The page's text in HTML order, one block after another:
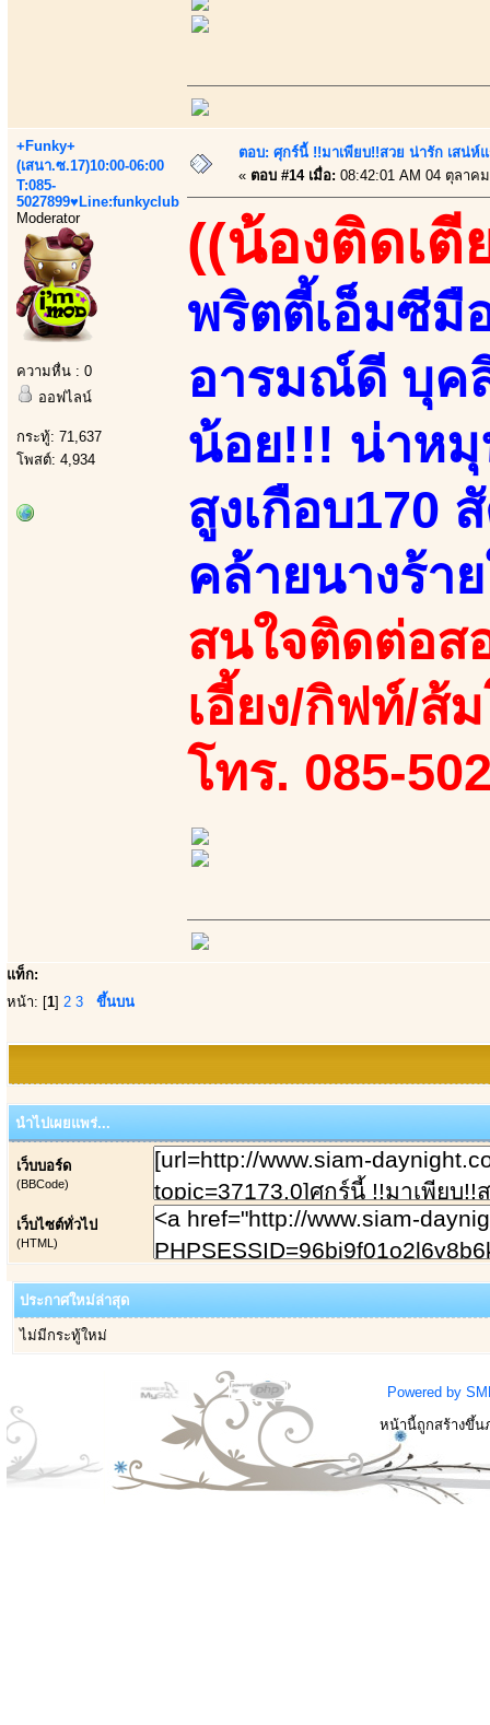
+Funky+
(เสนา.ซ.17)10:00-06:00
T:085-
5027899♥Line:funkyclub
Moderator
ความหื่น : 0
ออฟไลน์
กระทู้: 71,637
โพสต์: 4,934
ตอบ: ศุกร์นี้ !!มาเพียบ!!สวย น่ารัก เสน่ห์
« ตอบ #14 เมื่อ: 08:42:01 AM 04 ตุลาค
((น้องติดเตี
พริตตี้เอ็มซีมื
อารมณ์ดี บุค
น้อย!!! น่าหมุ
สูงเกือบ170
คล้ายนางร้า
สนใจติดต่อส
เอี้ยง/กิฟท์/ส้
โทร. 085-
แท็ก:
หน้า: [1] 2 3 ขึ้นบน
นำไปเผยแพร่...
เว็บบอร์ด
(BBCode)
เว็บไซต์ทั่วไป
(HTML)
ประกาศใหม่ล่าสุด
ไม่มีกระทู้ใหม่
Powered by
หน้านี้ถูกสร้างขึ้น